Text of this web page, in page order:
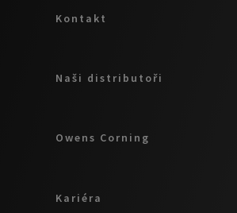
Kontakt
Naši distributoři
Owens Corning
Kariéra